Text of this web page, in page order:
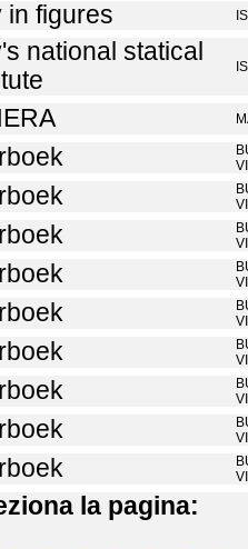
in figures
national statical
la pagina: